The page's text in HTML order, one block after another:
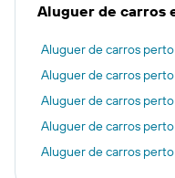
Aluguer de carros
Aluguer de carros
Aluguer de carros
Aluguer de carros
Aluguer de carros
Aluguer de carros